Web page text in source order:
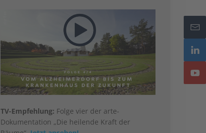
TV-Empfehlung: Folge vier der arte-
Dokumentation „Die heilende Kraft der